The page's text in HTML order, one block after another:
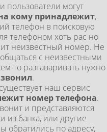
могут
кому принадлежит,
телефон в поисковую
телефоном хоть рас но
неизвестный номер. Не
общаться с неизвестными
то разгаваривать нужно
.
наш сервис
номер телефона.
и представляются
банка, или другие
по адресу,